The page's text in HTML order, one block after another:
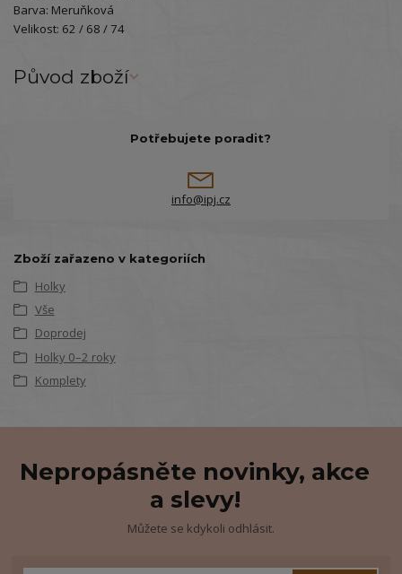
Barva: Meruňková
Velikost: 62 / 68 / 74
Původ zboží
Potřebujete poradit?
info@ipj.cz
Zboží zařazeno v kategoriích
Holky
Vše
Doprodej
Holky 0–2 roky
Komplety
Nepropásněte novinky, akce
a slevy!
Můžete se kdykoli odhlásit.